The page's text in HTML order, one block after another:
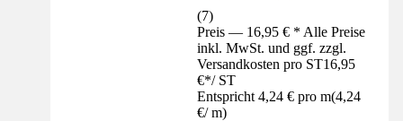
(7)
Preis — 16,95 € * Alle Preise
inkl. MwSt. und ggf. zzgl.
Versandkosten pro ST16,95
€*/ ST
Entspricht 4,24 € pro m(4,24
€/ m)